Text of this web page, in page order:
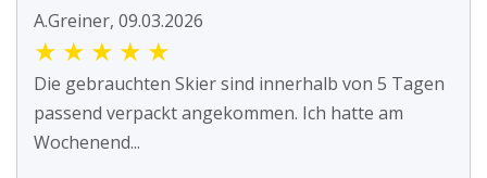
A.Greiner, 09.03.2026
★ ★ ★ ★ ★
Die gebrauchten Skier sind innerhalb von 5 Tagen
passend verpackt angekommen. Ich hatte am
Wochenend...